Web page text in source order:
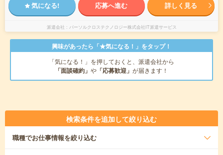
気になる! 応募へ進む 詳しく見る
派遣会社 パーソルクロステクノロジー株式会社IT派遣サービス
興味があったら「★気になる！」をタップ！
「気になる！」を押しておくと、派遣会社から
「面談確約」 や 「応募歓迎」 が届きます！
検索条件を追加して絞り込む
職種でお仕事情報を絞り込む